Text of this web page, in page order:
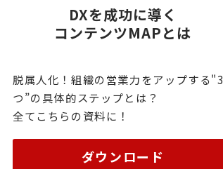
DXを成功に導く
コンテンツMAPとは
脱属人化！組織の営業力をアップする"3
つ”の具体的ステップとは？
全てこちらの資料に！
ダウンロード